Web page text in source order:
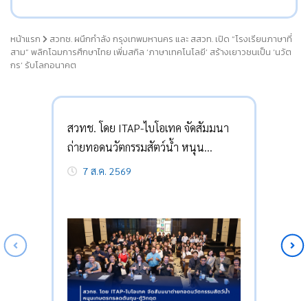
หน้าแรก
สวทช. ผนึกกำลัง กรุงเทพมหานคร และ สสวท. เปิด “โรงเรียนภาษาที่
สาม” พลิกโฉมการศึกษาไทย เพิ่มสกิล ‘ภาษาเทคโนโลยี’ สร้างเยาวชนเป็น ‘นวัต
กร’ รับโลกอนาคต
สวทช. โดย ITAP-ไบโอเทค จัดสัมมนา
ถ่ายทอดนวัตกรรมสัตว์น้ำ หนุน
เกษตรกรลดต้นทุน-กู้วิกฤต
7 ส.ค. 2569